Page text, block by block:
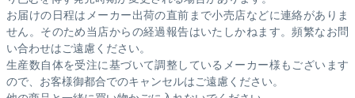
お届けの日程はメーカー出荷の直前まで小売店などに連絡がありま
せん。そのため当店からの経過報告はいたしかねます。頻繁なお問
い合わせはご遠慮ください。
生産数自体を受注に基づいて調整しているメーカー様もございます
ので、お客様御都合でのキャンセルはご遠慮ください。